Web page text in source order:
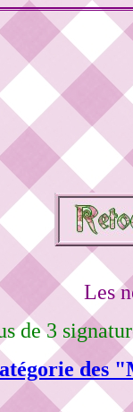
Les
de 3
des